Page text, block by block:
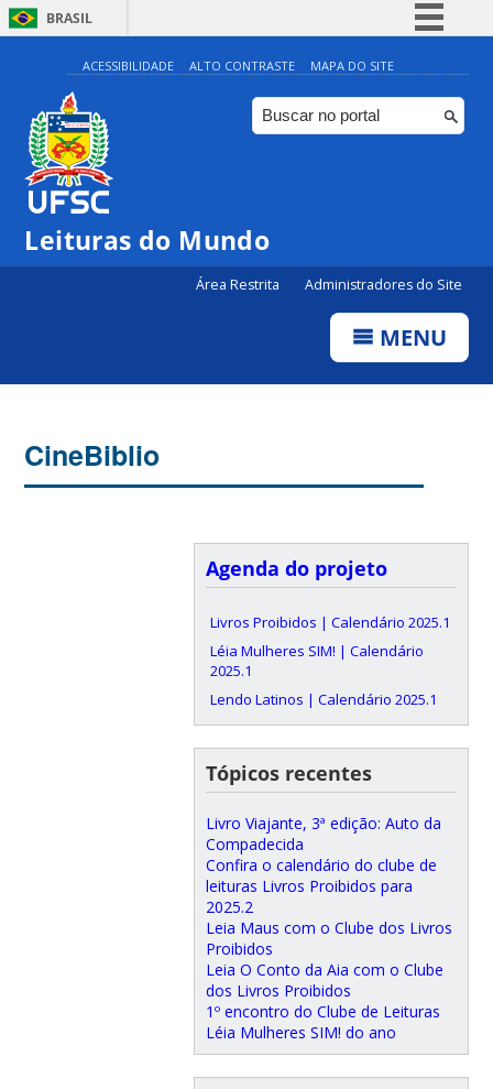
BRASIL
Simplifique!
Comunica BR
Participe
ACESSIBILIDADE ALTO CONTRASTE MAPA DO SITE
Leituras do Mundo
Área Restrita Administradores do Site
MENU
CineBiblio
Agenda do projeto
Livros Proibidos | Calendário 2025.1
Léia Mulheres SIM! | Calendário
2025.1
Lendo Latinos | Calendário 2025.1
Tópicos recentes
Livro Viajante, 3ª edição: Auto da
Compadecida
Confira o calendário do clube de
leituras Livros Proibidos para
2025.2
Leia Maus com o Clube dos Livros
Proibidos
Leia O Conto da Aia com o Clube
dos Livros Proibidos
1º encontro do Clube de Leituras
Léia Mulheres SIM! do ano